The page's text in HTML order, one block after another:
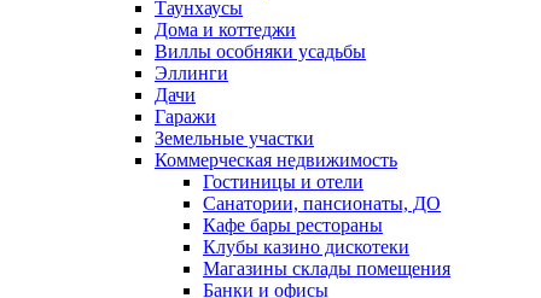
Таунхаусы
Дома и коттеджи
Виллы особняки усадьбы
Эллинги
Дачи
Гаражи
Земельные участки
Коммерческая недвижимость
Гостиницы и отели
Санатории, пансионаты, ДО
Кафе бары рестораны
Клубы казино дискотеки
Магазины склады помещения
Банки и офисы